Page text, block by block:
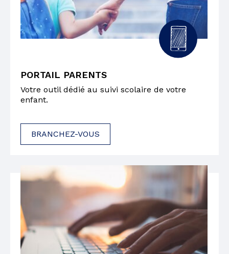
PORTAIL PARENTS
Votre outil dédié au suivi scolaire de votre
enfant.
BRANCHEZ-VOUS